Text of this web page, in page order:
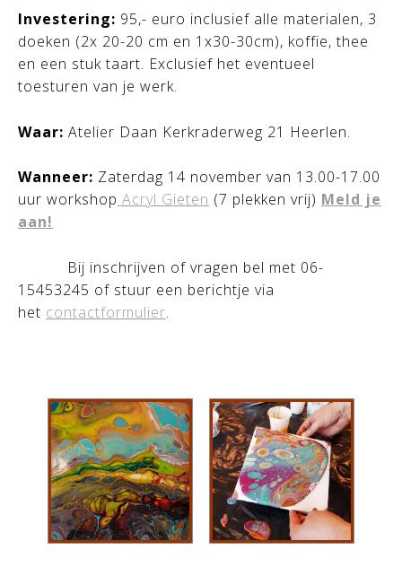
Investering: 95,- euro inclusief alle materialen, 3
doeken (2x 20-20 cm en 1x30-30cm), koffie, thee
en een stuk taart. Exclusief het eventueel
toesturen van je werk.
Waar: Atelier Daan Kerkraderweg 21 Heerlen.
Wanneer: Zaterdag 14 november van 13.00-17.00
uur workshop Acryl Gieten (7 plekken vrij) Meld je
aan!
Bij inschrijven of vragen bel met 06-
15453245 of stuur een berichtje via
het contactformulier.